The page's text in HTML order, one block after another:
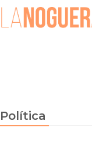
Política